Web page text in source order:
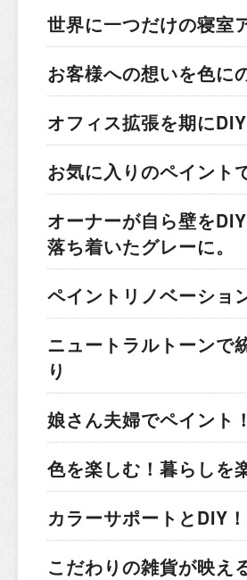
世界に一つだけの寝室
お客様への想いを色に
オフィス拡張を期にDIY
お気に入りのペイント
オーナーが自ら壁を
落ち着いたグレーに。
ペイントリノベーショ
ニュートラルトーンで
り
娘さん夫婦でペイント！
色を楽しむ！暮らしを
カラーサポートとDIY！
こだわりの雑貨が映え